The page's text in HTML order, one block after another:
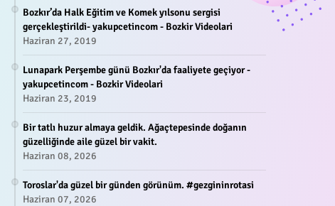
Bozkır’da Halk Eğitim ve Komek yılsonu sergisi
gerçekleştirildi- yakupcetincom - Bozkir Videolari
Haziran 27, 2019
Lunapark Perşembe günü Bozkır'da faaliyete geçiyor -
yakupcetincom - Bozkir Videolari
Haziran 23, 2019
Bir tatlı huzur almaya geldik. Ağaçtepesinde doğanın
güzelliğinde aile güzel bir vakit.
Haziran 08, 2026
Toroslar'da güzel bir günden görünüm. #gezgininrotasi
Haziran 07, 2026